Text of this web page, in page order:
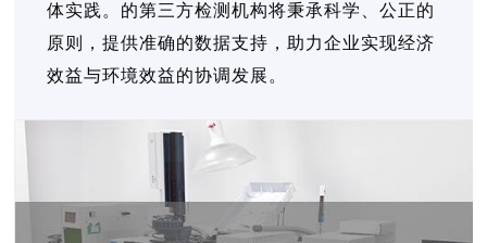
体实践。的第三方检测机构将秉承科学、公正的
原则，提供准确的数据支持，助力企业实现经济
效益与环境效益的协调发展。